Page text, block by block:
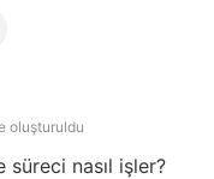
oluşturuldu
nasıl işler?